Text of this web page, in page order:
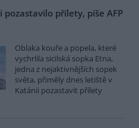
přílety, píše AFP
Oblaka kouře a popela, které
vychrlila sicilská sopka Etna,
jedna z nejaktivnějších sopek
světa, přiměly dnes letiště v
Katánii pozastavit přílety